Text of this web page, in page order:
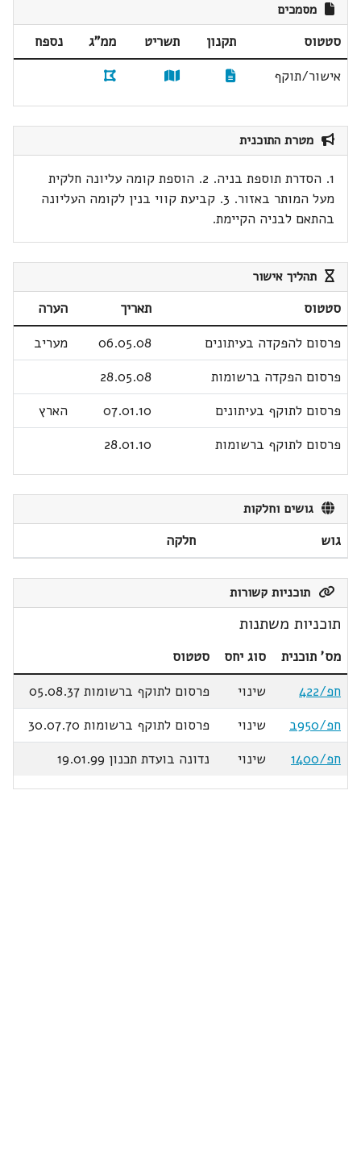
מסמכים
סטטוס תקנון תשריט ממ"ג
נספח
אישור/תוקף
מטרת התוכנית
1. הסדרת תוספת בניה. 2. הוספת קומה עליונה חלקית
מעל המותר באזור. 3. קביעת קווי בנין לקומה העליונה
בהתאם לבניה הקיימת.
תהליך אישור
סטטוס תאריך
הערה
פרסום להפקדה בעיתונים
06.05.08
מעריב
פרסום הפקדה ברשומות
28.05.08
פרסום לתוקף בעיתונים
07.01.10
הארץ
פרסום לתוקף ברשומות
28.01.10
גושים וחלקות
גוש חלקה
תוכניות קשורות
תוכניות משתנות
מס' תוכנית סוג יחס
סטטוס
חפ/422
שינוי
פרסום לתוקף ברשומות 05.08.37
חפ/950ב
שינוי
פרסום לתוקף ברשומות 30.07.70
חפ/1400
שינוי נדונה בועדת תכנון 19.01.99